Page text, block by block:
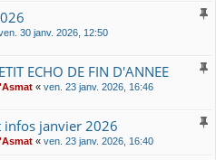
30 janv. 2026, 12:50
ECHO DE FIN D'ANNEE
« ven. 23 janv. 2026, 16:46
infos janvier 2026
« ven. 23 janv. 2026, 16:40